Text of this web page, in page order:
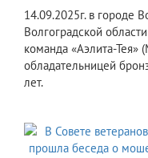
14.09.2025г. в городе
Волгоградской
команда «Аэлита-
обладательницей
лет.